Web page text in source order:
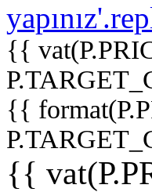
{{
{{
{{